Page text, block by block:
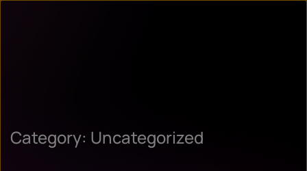
Category: Uncategorized